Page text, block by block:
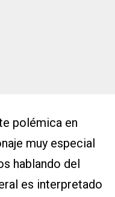
polémica en
muy especial
hablando del
es interpretado